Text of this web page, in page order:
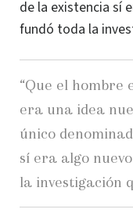
de la existencia sí
fundó toda la
“Que el hombre
era una idea
único
sí era algo
la investigación